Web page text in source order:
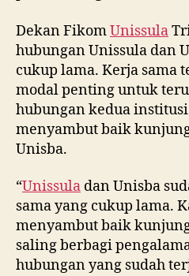
Dekan FikomUnissula
hubungan Unissula dan
cukup lama. Kerja sama
modal penting untuk
hubungan kedua
menyambut baik
Unisba.
“Unissula dan Unisba
sama yang cukup lama.
menyambut baik
saling berbagi
hubungan yang sudah